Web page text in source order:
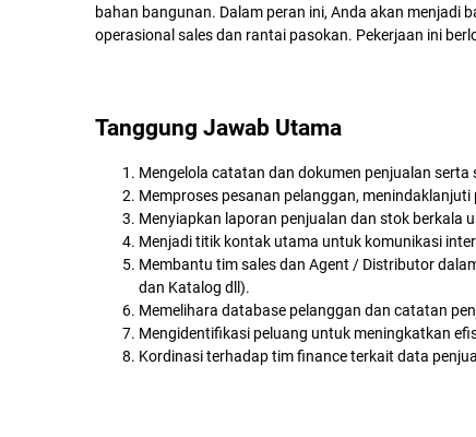
bahan bangunan. Dalam peran ini, Anda akan
operasional sales dan rantai pasokan. Pekerjaan ini
Tanggung Jawab Utama
Mengelola catatan dan dokumen penjualan
Memproses pesanan pelanggan,
Menyiapkan laporan penjualan dan stok berkala
Menjadi titik kontak utama untuk komunikasi
Membantu tim sales dan Agent / Distributor
dan Katalog dll).
Memelihara database pelanggan dan catatan
Mengidentifikasi peluang untuk meningkatkan
Kordinasi terhadap tim finance terkait data